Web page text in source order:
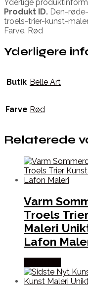
Yderlige
Produkt ID. Den-
troels-trier-kunst-
Farve. Rød
Yderligere
Butik Belle Art
Farve Rød
Relaterede
Varm
Troels
Maleri
Lafon